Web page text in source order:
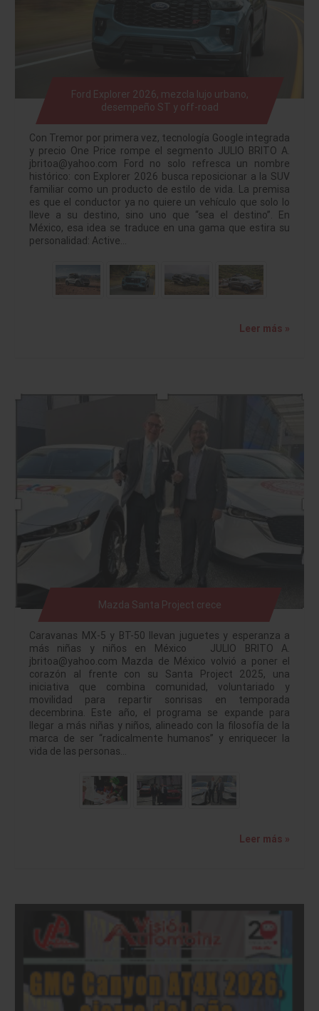
Ford Explorer 2026, mezcla lujo urbano,
desempeño ST y off-road
Con Tremor por primera vez, tecnología Google integrada
y precio One Price rompe el segmento JULIO BRITO A.
jbritoa@yahoo.com Ford no solo refresca un nombre
histórico: con Explorer 2026 busca reposicionar a la SUV
familiar como un producto de estilo de vida. La premisa
es que el conductor ya no quiere un vehículo que solo lo
lleve a su destino, sino uno que “sea el destino”. En
México, esa idea se traduce en una gama que estira su
personalidad: Active…
Leer más »
Mazda Santa Project crece
Caravanas MX-5 y BT-50 llevan juguetes y esperanza a
más niñas y niños en México JULIO BRITO A.
jbritoa@yahoo.com Mazda de México volvió a poner el
corazón al frente con su Santa Project 2025, una
iniciativa que combina comunidad, voluntariado y
movilidad para repartir sonrisas en temporada
decembrina. Este año, el programa se expande para
llegar a más niñas y niños, alineado con la filosofía de la
marca de ser “radicalmente humanos” y enriquecer la
vida de las personas…
Leer más »